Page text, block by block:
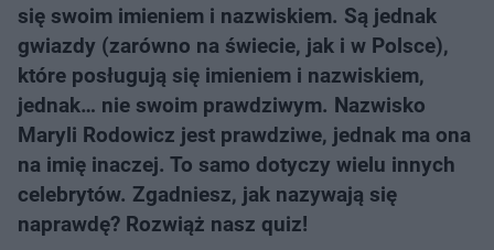
się swoim imieniem i nazwiskiem. Są jednak
gwiazdy (zarówno na świecie, jak i w Polsce),
które posługują się imieniem i nazwiskiem,
jednak… nie swoim prawdziwym. Nazwisko
Maryli Rodowicz jest prawdziwe, jednak ma ona
na imię inaczej. To samo dotyczy wielu innych
celebrytów. Zgadniesz, jak nazywają się
naprawdę? Rozwiąż nasz quiz!